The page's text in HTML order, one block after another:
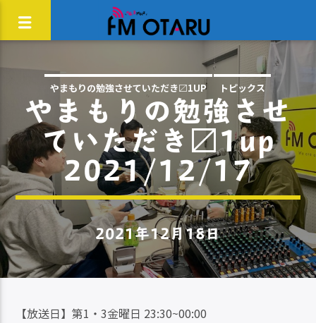
やまもりの勉強させていただき〼1UP トピックス
やまもりの勉強させ
ていただき〼1up
2021/12/17
2021年12月18日
【放送日】第1・3金曜日 23:30~00:00